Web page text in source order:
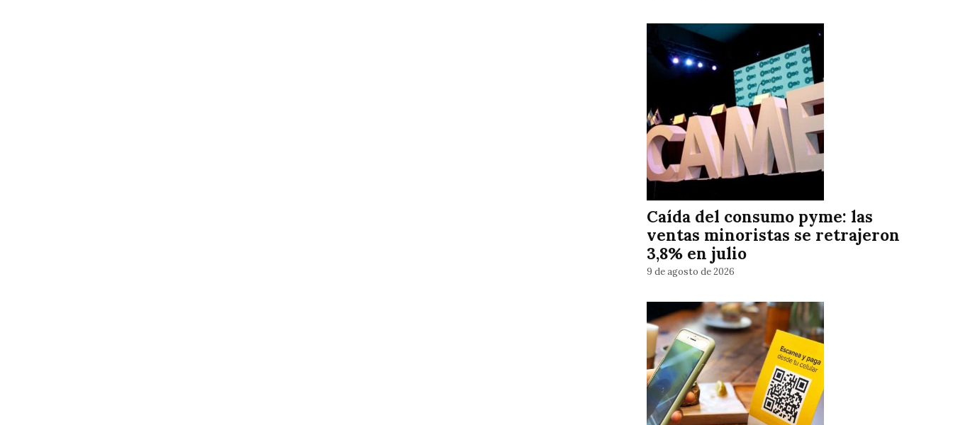
Caída del consumo pyme: las
ventas minoristas se retrajeron
3,8% en julio
9 de agosto de 2026